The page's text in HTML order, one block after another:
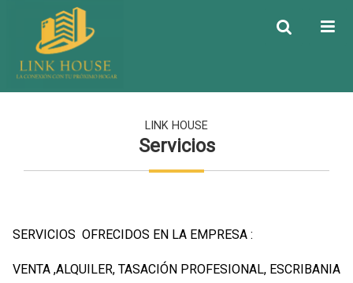
LINK HOUSE
Servicios
SERVICIOS OFRECIDOS EN LA EMPRESA :
VENTA ,ALQUILER, TASACIÓN PROFESIONAL, ESCRIBANIA